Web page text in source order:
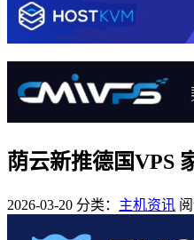
荫云新推德国VPS
2026-03-20 分类： 主机资讯